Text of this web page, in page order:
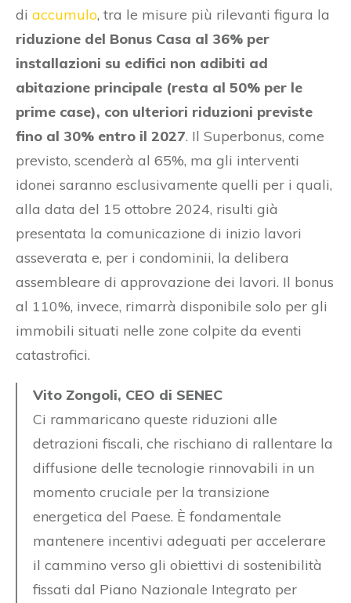
di accumulo, tra le misure più rilevanti figura la
riduzione del Bonus Casa al 36% per
installazioni su edifici non adibiti ad
abitazione principale (resta al 50% per le
prime case), con ulteriori riduzioni previste
fino al 30% entro il 2027. Il Superbonus, come
previsto, scenderà al 65%, ma gli interventi
idonei saranno esclusivamente quelli per i quali,
alla data del 15 ottobre 2024, risulti già
presentata la comunicazione di inizio lavori
asseverata e, per i condominii, la delibera
assembleare di approvazione dei lavori. Il bonus
al 110%, invece, rimarrà disponibile solo per gli
immobili situati nelle zone colpite da eventi
catastrofici.
Vito Zongoli, CEO di SENEC
Ci rammaricano queste riduzioni alle
detrazioni fiscali, che rischiano di rallentare la
diffusione delle tecnologie rinnovabili in un
momento cruciale per la transizione
energetica del Paese. È fondamentale
mantenere incentivi adeguati per accelerare
il cammino verso gli obiettivi di sostenibilità
fissati dal Piano Nazionale Integrato per